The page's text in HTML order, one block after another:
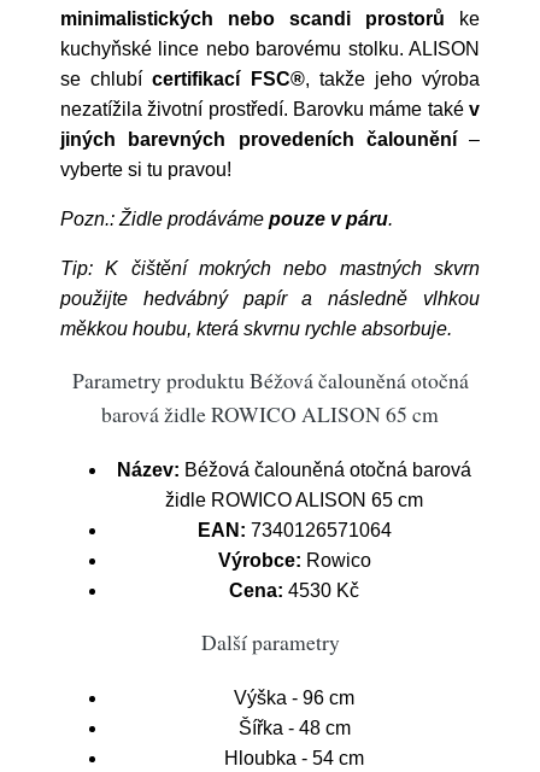
minimalistických nebo scandi prostorů ke
kuchyňské lince nebo barovému stolku. ALISON
se chlubícertifikací FSC®, takže jeho výroba
nezatížila životní prostředí. Barovku máme také v
jiných barevných provedeních čalounění–
vyberte si tu pravou!
Pozn.: Židle prodáváme pouze v páru.
Tip: K čištění mokrých nebo mastných skvrn
použijte hedvábný papír a následně vlhkou
měkkou houbu, která skvrnu rychle absorbuje.
Parametry produktu Béžová čalouněná otočná
barová židle ROWICO ALISON 65 cm
Název: Béžová čalouněná otočná barová
židle ROWICO ALISON 65 cm
EAN: 7340126571064
Výrobce: Rowico
Cena: 4530 Kč
Další parametry
Výška - 96 cm
Šířka - 48 cm
Hloubka - 54 cm